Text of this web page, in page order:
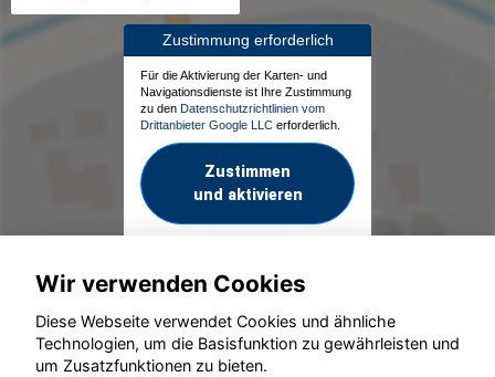
Zustimmung erforderlich
Für die Aktivierung der Karten- und
Navigationsdienste ist Ihre Zustimmung
zu den Datenschutzrichtlinien vom
Drittanbieter Google LLC erforderlich.
Zustimmen
und aktivieren
© konjunkturmotor.de GmbH 2020 - 2026
Wir verwenden Cookies
Diese Webseite verwendet Cookies und ähnliche
Technologien, um die Basisfunktion zu gewährleisten und
um Zusatzfunktionen zu bieten.